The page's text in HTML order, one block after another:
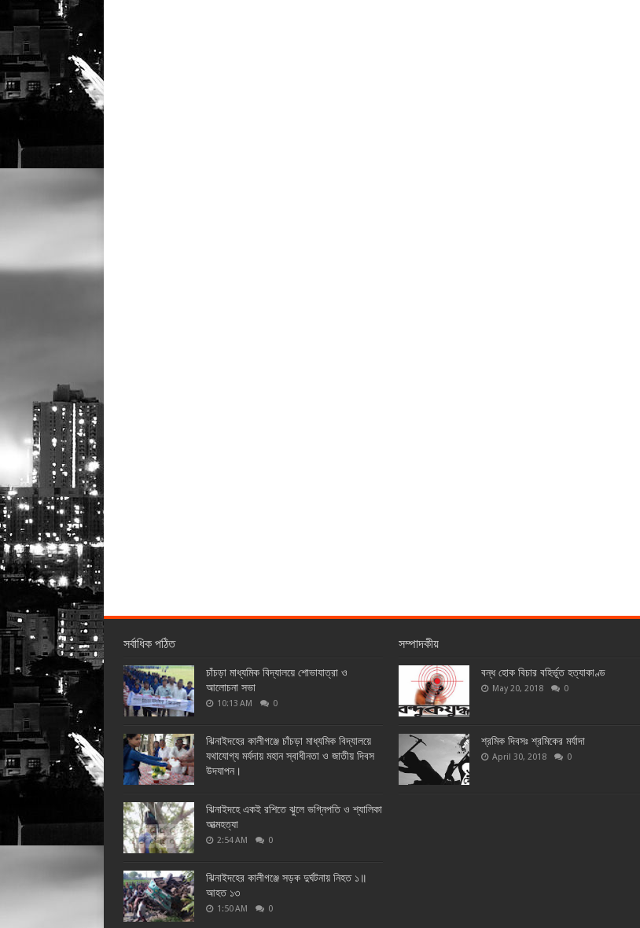
সর্বাধিক পঠিত
চাঁচড়া মাধ্যমিক বিদ্যালয়ে শোভাযাত্রা ও
আলোচনা সভা
10:13 AM 0
ঝিনাইদহের কালীগঞ্জে চাঁচড়া মাধ্যমিক বিদ্যালয়ে
যথাযোগ্য মর্যদায় মহান স্বাধীনতা ও জাতীয় দিবস
উদযাপন।
ঝিনাইদহে একই রশিতে ঝুলে ভগ্নিপতি ও শ্যালিকা
আত্মহত্যা
2:54 AM 0
ঝিনাইদহের কালীগঞ্জে সড়ক দুর্ঘটনায় নিহত ১॥
আহত ১৩
1:50 AM 0
সম্পাদকীয়
বন্ধ হোক বিচার বহির্ভূত হত্যাকাণ্ড
May 20, 2018 0
শ্রমিক দিবসঃ শ্রমিকের মর্যাদা
April 30, 2018 0